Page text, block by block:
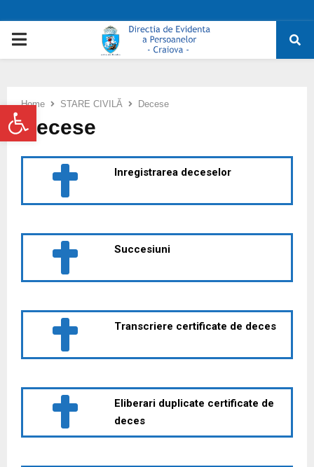
Deschide bara de unelte
PRIMARY
Home STARE CIVILĂ Decese
Decese
Inregistrarea deceselor
Succesiuni
Transcriere certificate de deces
Eliberari duplicate certificate de
deces